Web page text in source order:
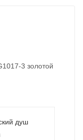
3 золотой
душ